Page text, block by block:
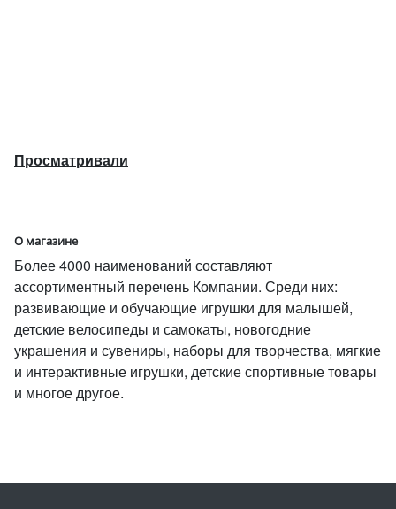
Просматривали
О магазине
Более 4000 наименований составляют
ассортиментный перечень Компании. Среди них:
развивающие и обучающие игрушки для малышей,
детские велосипеды и самокаты, новогодние
украшения и сувениры, наборы для творчества, мягкие
и интерактивные игрушки, детские спортивные товары
и многое другое.